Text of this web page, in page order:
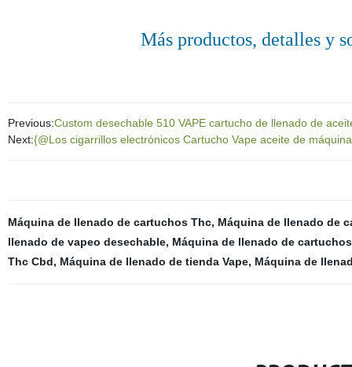
Más productos, detalles y
Previous:Custom desechable 510 VAPE cartucho de llenado de
Next:{@Los cigarrillos electrónicos Cartucho Vape aceite de
Máquina de llenado de cartuchos Thc, Máquina de llenado de
llenado de vapeo desechable, Máquina de llenado de
Thc Cbd, Máquina de llenado de tienda Vape, Máquina de